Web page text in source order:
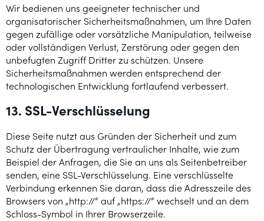
Wir bedienen uns geeigneter technischer und
organisatorischer Sicherheitsmaßnahmen, um Ihre Daten
gegen zufällige oder vorsätzliche Manipulation, teilweise
oder vollständigen Verlust, Zerstörung oder gegen den
unbefugten Zugriff Dritter zu schützen. Unsere
Sicherheitsmaßnahmen werden entsprechend der
technologischen Entwicklung fortlaufend verbessert.
13. SSL-Verschlüsselung
Diese Seite nutzt aus Gründen der Sicherheit und zum
Schutz der Übertragung vertraulicher Inhalte, wie zum
Beispiel der Anfragen, die Sie an uns als Seitenbetreiber
senden, eine SSL-Verschlüsselung. Eine verschlüsselte
Verbindung erkennen Sie daran, dass die Adresszeile des
Browsers von „http://“ auf „https://“ wechselt und an dem
Schloss-Symbol in Ihrer Browserzeile.